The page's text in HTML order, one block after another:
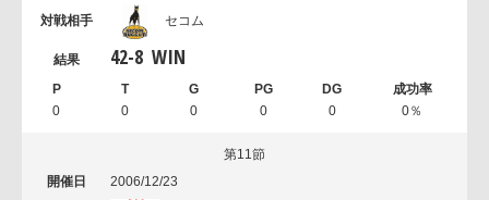
セコム
42-8 WIN
0 0 0 0 0 0％
第11節
2006/12/23